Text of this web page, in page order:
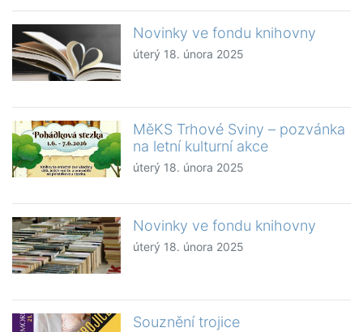
Novinky ve fondu knihovny
úterý 18. února 2025
MěKS Trhové Sviny – pozvánka
na letní kulturní akce
úterý 18. února 2025
Novinky ve fondu knihovny
úterý 18. února 2025
Souznění trojice